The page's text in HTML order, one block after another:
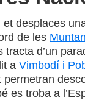
desplaces
de les
d’un
a Vimbodí i
es troba a